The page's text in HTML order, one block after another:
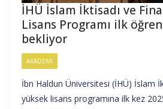
İHÜ İslam İktisadı ve
Lisans Programı ilk
bekliyor
AKADEMI
İbn Haldun Üniversitesi (İHÜ) İslam
yüksek lisans programına ilk kez